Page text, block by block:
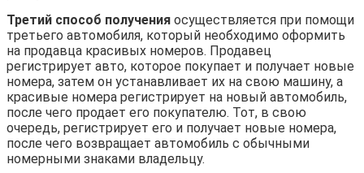
Третий способ получения осуществляется при помощи
третьего автомобиля, который необходимо оформить
на продавца красивых номеров. Продавец
регистрирует авто, которое покупает и получает новые
номера, затем он устанавливает их на свою машину, а
красивые номера регистрирует на новый автомобиль,
после чего продает его покупателю. Тот, в свою
очередь, регистрирует его и получает новые номера,
после чего возвращает автомобиль с обычными
номерными знаками владельцу.